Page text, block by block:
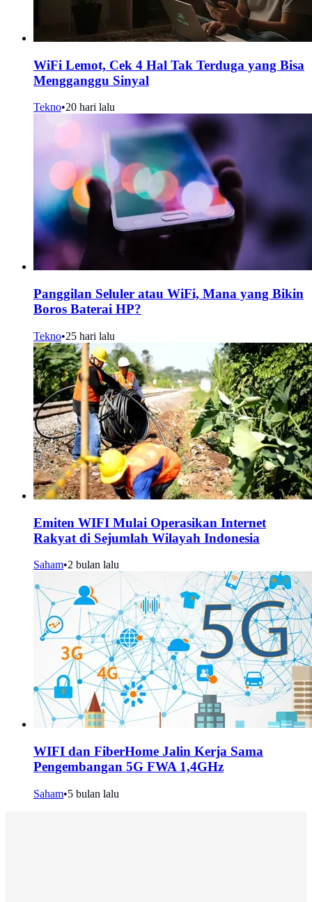
WiFi Lemot, Cek 4 Hal Tak Terduga yang Bisa
Mengganggu Sinyal
Tekno•20 hari lalu
Panggilan Seluler atau WiFi, Mana yang Bikin
Boros Baterai HP?
Tekno•25 hari lalu
Emiten WIFI Mulai Operasikan Internet
Rakyat di Sejumlah Wilayah Indonesia
Saham•2 bulan lalu
WIFI dan FiberHome Jalin Kerja Sama
Pengembangan 5G FWA 1,4GHz
Saham•5 bulan lalu